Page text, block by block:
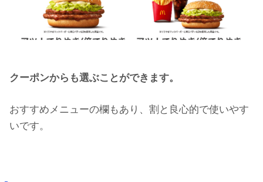
クーポンからも選ぶことができます。
おすすめメニューの欄もあり、割と良心的で使いやす
いです。